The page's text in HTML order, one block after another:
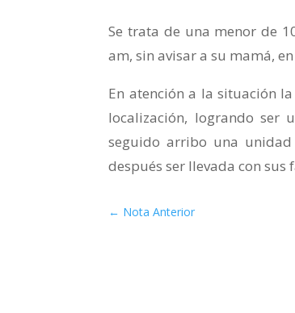
Se trata de una menor de
am, sin avisar a su mamá,
En atención a la situación
localización, logrando ser
seguido arribo una
después ser llevada con sus
← Nota Anterior